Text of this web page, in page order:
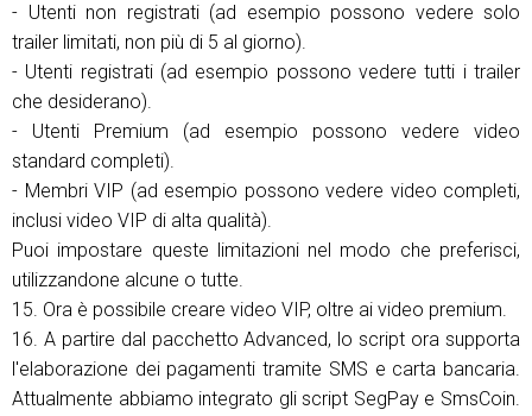
- Utenti non registrati (ad esempio possono vedere solo
trailer limitati, non più di 5 al giorno).
- Utenti registrati (ad esempio possono vedere tutti i trailer
che desiderano).
- Utenti Premium (ad esempio possono vedere video
standard completi).
- Membri VIP (ad esempio possono vedere video completi,
inclusi video VIP di alta qualità).
Puoi impostare queste limitazioni nel modo che preferisci,
utilizzandone alcune o tutte.
15. Ora è possibile creare video VIP, oltre ai video premium.
16. A partire dal pacchetto Advanced, lo script ora supporta
l'elaborazione dei pagamenti tramite SMS e carta bancaria.
Attualmente abbiamo integrato gli script SegPay e SmsCoin.